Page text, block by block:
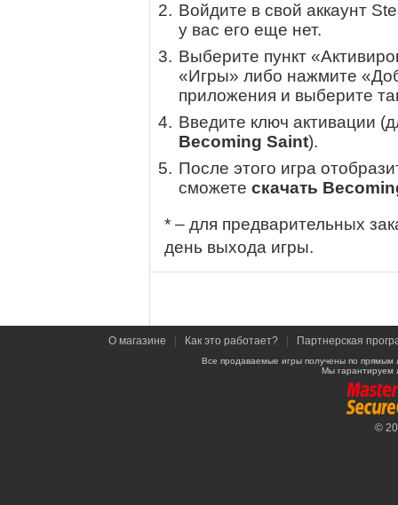
Войдите в свой аккаунт
у вас его еще нет.
Выберите пункт
«Игры» либо нажмите
приложения и выберите
Введите ключ активации
Becoming Saint).
После этого игра
сможете скачать
* – для предварительных
день выхода игры.
О магазине Как это работает? Партнерская
Все продаваемые игры получены по
Мы гарантируем
©